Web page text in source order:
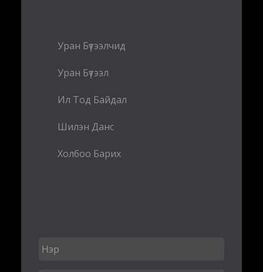
Уран Бүтээлчид
Уран Бүтээл
Ил Тод Байдал
Шилэн Данс
Холбоо Барих